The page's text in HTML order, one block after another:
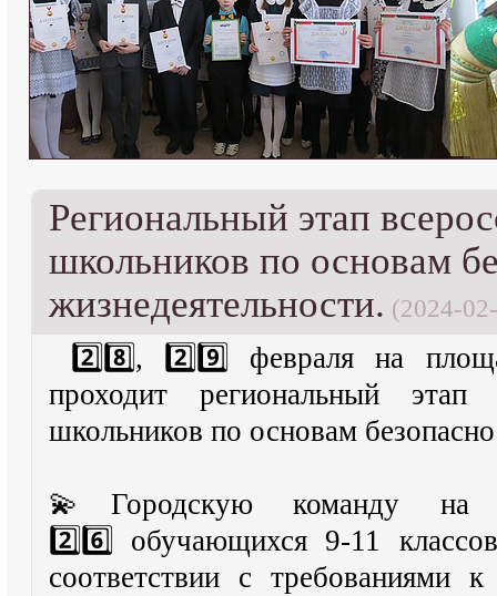
Региональный этап
школьников по основам
жизнедеятельности. (2024-
2️⃣8️⃣, 2️⃣9️⃣ февраля на
проходит региональный этап
школьников по основам
💫Городскую команду на
2️⃣6️⃣ обучающихся 9-11
соответствии с требованиями